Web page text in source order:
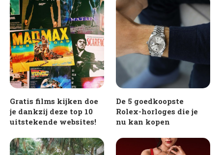
Gratis films kijken doe
je dankzij deze top 10
uitstekende websites!
De 5 goedkoopste
Rolex-horloges die je
nu kan kopen